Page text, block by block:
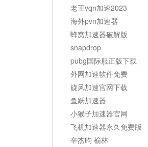
老王vqn加速2023
海外pvn加速器
蜂窝加速器破解版
snapdrop
pubg国际服正版下载
外网加速软件免费
旋风加速官网下载
鱼跃加速器
小猴子加速器官网
飞机加速器永久免费版
辛杰昀 榆林